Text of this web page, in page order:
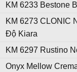
KM 6233 Bestone
KM 6273 CLONIC
Độ Kiara
KM 6297 Rustino
Onyx Mellow